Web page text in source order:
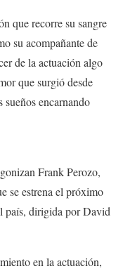
que recorre su sangre
su acompañante de
de la actuación algo
que surgió desde
encarnando
Frank Perozo,
se estrena el próximo
país, dirigida por David
en la actuación,